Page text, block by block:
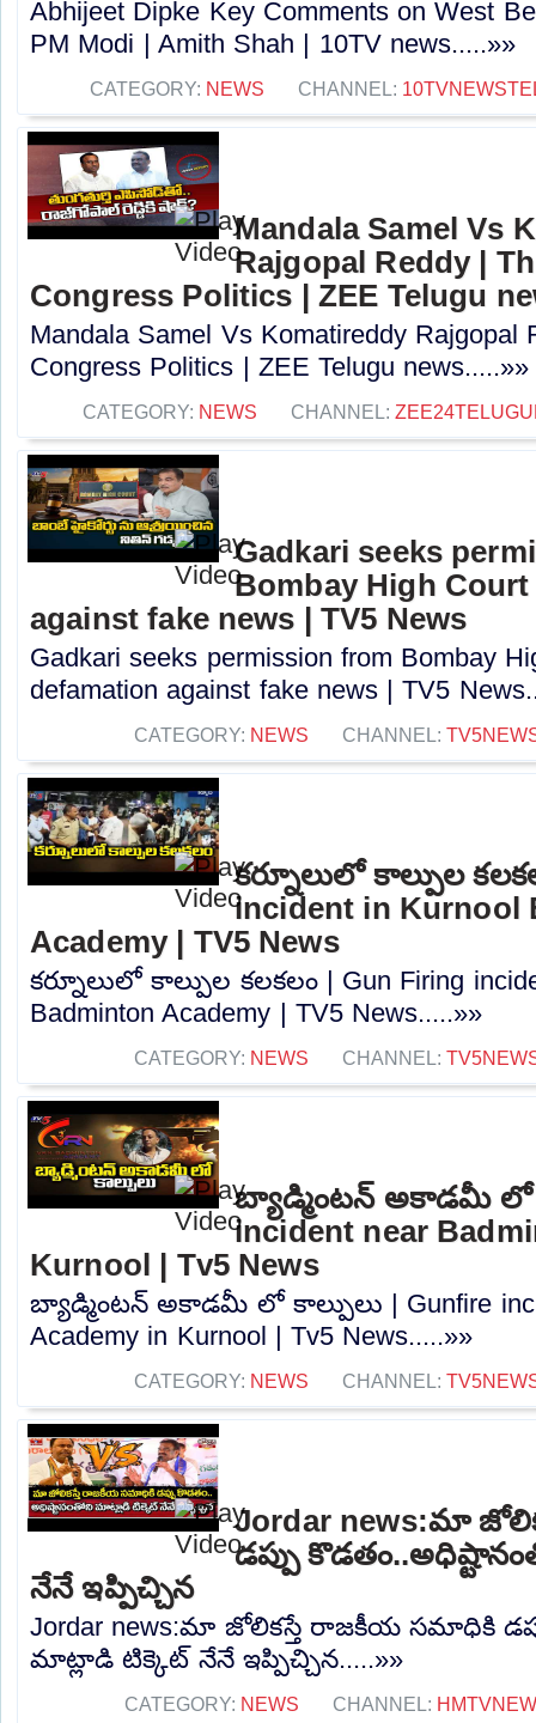
Abhijeet Dipke Key Comments on West
PM Modi | Amith Shah | 10TV news.....»»
CATEGORY: NEWS CHANNEL:
Mandala Samel Vs
Rajgopal Reddy |
Congress Politics | ZEE Telugu
Mandala Samel Vs Komatireddy Rajgopal
Congress Politics | ZEE Telugu news.....»»
CATEGORY: NEWS CHANNEL:
Gadkari seeks
Bombay High
against fake news | TV5 News
Gadkari seeks permission from Bombay
defamation against fake news | TV5
CATEGORY: NEWS CHANNEL:
కర్నూలులో కాల్పుల
incident in Kurnool
Academy | TV5 News
కర్నూలులో కాల్పుల కలకలం | Gun Firing
Badminton Academy | TV5 News.....»»
CATEGORY: NEWS CHANNEL:
బ్యాడ్మింటన్ అకాడమీ లో
incident near
Kurnool | Tv5 News
బ్యాడ్మింటన్ అకాడమీ లో కాల్పులు | Gunfire
Academy in Kurnool | Tv5 News.....»»
CATEGORY: NEWS CHANNEL:
Jordar news:మా
డప్పు
నేనే ఇప్పిచ్చిన
Jordar news:మా జోలికస్తే రాజకీయ సమాధికి
మాట్లాడి టిక్కెట్ నేనే ఇప్పిచ్చిన.....»»
CATEGORY: NEWS CHANNEL: